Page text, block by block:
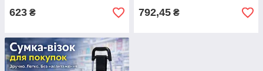
623 ₴ 792,45 ₴